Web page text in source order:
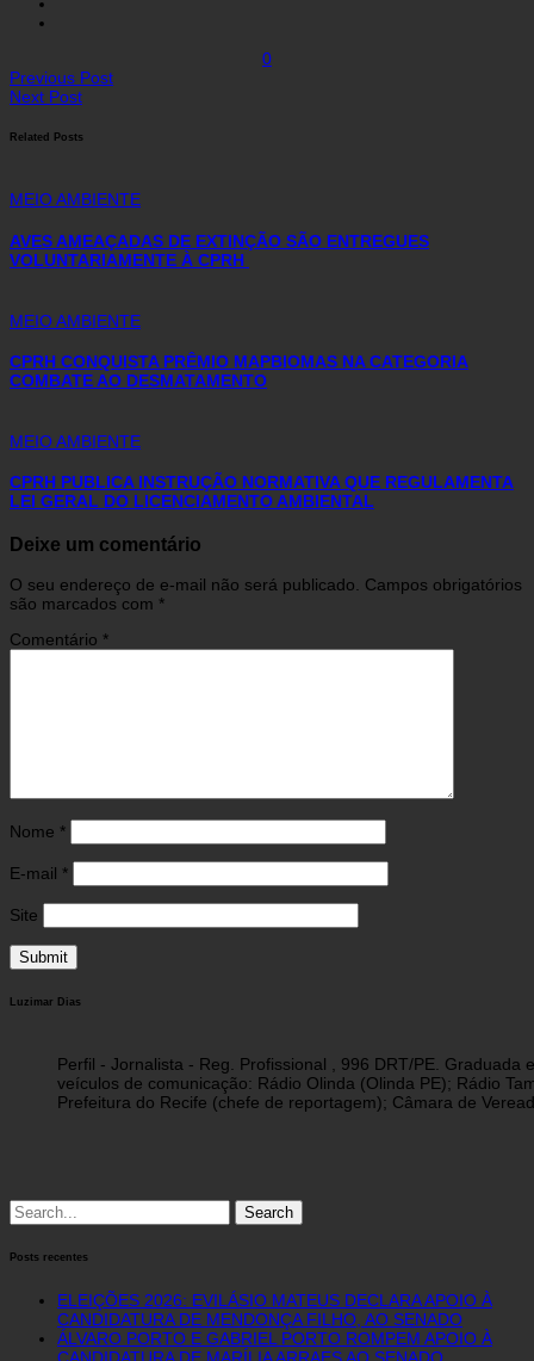
0
Previous Post
Next Post
Related Posts
MEIO AMBIENTE
AVES AMEAÇADAS DE EXTINÇÃO SÃO ENTREGUES
VOLUNTARIAMENTE À CPRH
MEIO AMBIENTE
CPRH CONQUISTA PRÊMIO MAPBIOMAS NA CATEGORIA
COMBATE AO DESMATAMENTO
MEIO AMBIENTE
CPRH PUBLICA INSTRUÇÃO NORMATIVA QUE REGULAMENTA
LEI GERAL DO LICENCIAMENTO AMBIENTAL
Deixe um comentário
O seu endereço de e-mail não será publicado. Campos obrigatórios
são marcados com *
Comentário *
Nome *
E-mail *
Site
Luzimar Dias
Perfil - Jornalista - Reg. Profissional , 996 DRT/PE.
veículos de comunicação: Rádio Olinda (Olinda PE); Rádio
Prefeitura do Recife (chefe de reportagem); Câmara de
Search
for:
Posts recentes
ELEIÇÕES 2026: EVILÁSIO MATEUS DECLARA APOIO À
CANDIDATURA DE MENDONÇA FILHO, AO SENADO
ÁLVARO PORTO E GABRIEL PORTO ROMPEM APOIO À
CANDIDATURA DE MARÍLIA ARRAES AO SENADO